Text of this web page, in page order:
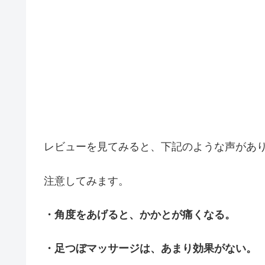
レビューを見てみると、下記のような声があ
注意してみます。
・角度をあげると、かかとが痛くなる。
・足つぼマッサージは、あまり効果がない。